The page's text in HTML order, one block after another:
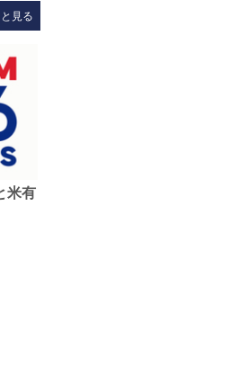
見る
米有